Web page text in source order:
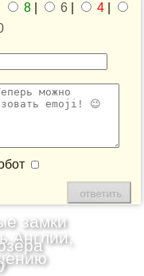
8 6 4
замки
Англии,